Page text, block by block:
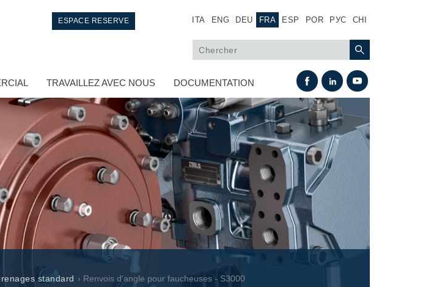
ITA ENG DEU FRA ESP POR РУС CHI
ESPACE RESERVE
TRAVAILLEZ AVEC NOUS DOCUMENTATION
Échange thermique
Systemes Fan Drive
standard › Renvois d'angle pour faucheuses - S3000